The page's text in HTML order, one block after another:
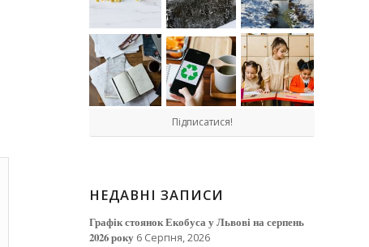
Підписатися!
НЕДАВНІ ЗАПИСИ
Графік стоянок Екобуса у Львові на серпень
2026 року 6 Серпня, 2026